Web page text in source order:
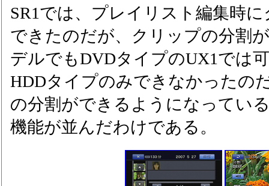
SR1では、プレイリスト編集時
できたのだが、クリップの分割
デルでもDVDタイプのUX1では
HDDタイプのみできなかったの
の分割ができるようになってい
機能が並んだわけである。